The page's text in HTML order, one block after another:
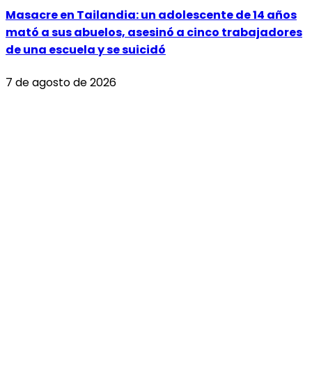
Masacre en Tailandia: un adolescente de 14 años
mató a sus abuelos, asesinó a cinco trabajadores
de una escuela y se suicidó
7 de agosto de 2026